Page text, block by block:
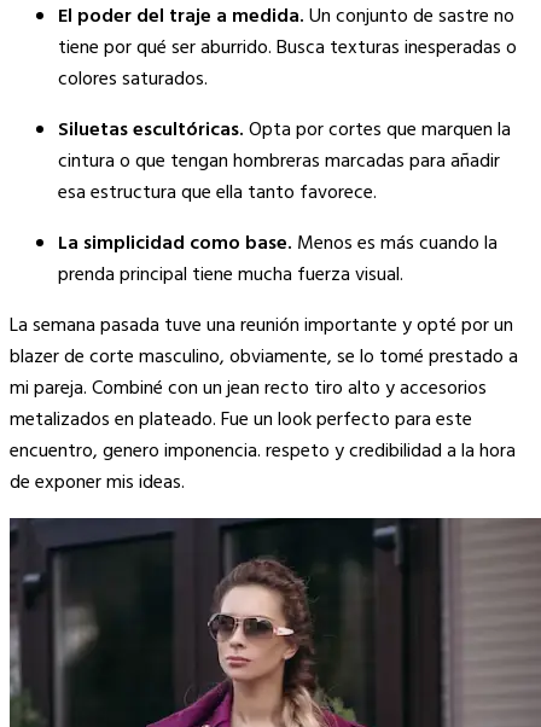
El poder del traje a medida.Un conjunto de sastre no
tiene por qué ser aburrido. Busca texturas inesperadas o
colores saturados.
Siluetas escultóricas.Opta por cortes que marquen la
cintura o que tengan hombreras marcadas para añadir
esa estructura que ella tanto favorece.
La simplicidad como base. Menos es más cuando la
prenda principal tiene mucha fuerza visual.
La semana pasada tuve una reunión importante y opté por un
blazer de corte masculino, obviamente, se lo tomé prestado a
mi pareja. Combiné con un jean recto tiro alto y accesorios
metalizados en plateado. Fue un look perfecto para este
encuentro, genero imponencia. respeto y credibilidad a la hora
de exponer mis ideas.